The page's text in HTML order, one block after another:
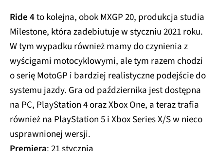
Ride 4to kolejna, obok MXGP 20, produkcja studia
Milestone, która zadebiutuje w styczniu 2021 roku.
W tym wypadku również mamy do czynienia z
wyścigami motocyklowymi, ale tym razem chodzi
o serię MotoGP i bardziej realistyczne podejście do
systemu jazdy. Gra od października jest dostępna
na PC, PlayStation 4 oraz Xbox One, a teraz trafia
również na PlayStation 5 i Xbox Series X/S w nieco
usprawnionej wersji.